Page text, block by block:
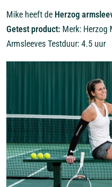
Mike heeft de Herzog
Getest product: Merk: Herzog
Armsleeves Testduur: 4.5 uur